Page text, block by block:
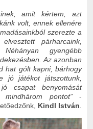
amit kértem, azt
volt, ennek ellenére
szerezte a
párharcaink,
gyengébb
Az azonban
hat gólt kapni, bárhogy
jó játékot játszottunk,
csapat benyomását
pontot”-
Kindl István